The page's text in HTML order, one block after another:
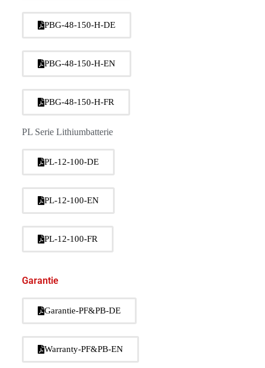
PBG-48-150-H-DE
PBG-48-150-H-EN
PBG-48-150-H-FR
PL Serie Lithiumbatterie
PL-12-100-DE
PL-12-100-EN
PL-12-100-FR
Garantie
Garantie-PF&PB-DE
Warranty-PF&PB-EN